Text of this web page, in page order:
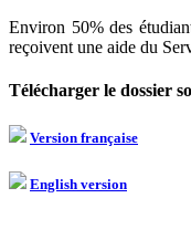
Environ 50% des
reçoivent une aide du
Télécharger le dossier
Version française
English version